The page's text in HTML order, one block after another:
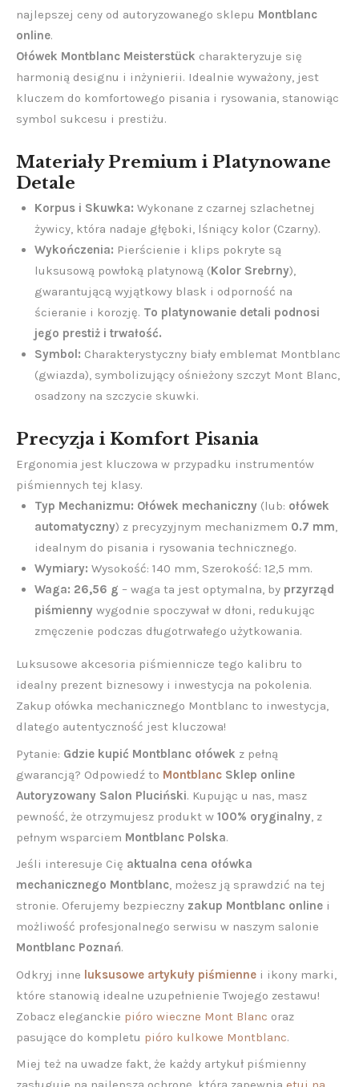
najlepszej ceny od autoryzowanego sklepu Montblanc
online.
Ołówek Montblanc Meisterstück charakteryzuje się
harmonią designu i inżynierii. Idealnie wyważony, jest
kluczem do komfortowego pisania i rysowania, stanowiąc
symbol sukcesu i prestiżu.
Materiały Premium i Platynowane
Detale
Korpus i Skuwka: Wykonane z czarnej szlachetnej
żywicy, która nadaje głęboki, lśniący kolor (Czarny).
Wykończenia: Pierścienie i klips pokryte są
luksusową powłoką platynową (Kolor Srebrny),
gwarantującą wyjątkowy blask i odporność na
ścieranie i korozję. To platynowanie detali podnosi
jego prestiż i trwałość.
Symbol: Charakterystyczny biały emblemat Montblanc
(gwiazda), symbolizujący ośnieżony szczyt Mont Blanc,
osadzony na szczycie skuwki.
Precyzja i Komfort Pisania
Ergonomia jest kluczowa w przypadku instrumentów
piśmiennych tej klasy.
Typ Mechanizmu: Ołówek mechaniczny(lub: ołówek
automatyczny) z precyzyjnym mechanizmem 0.7 mm,
idealnym do pisania i rysowania technicznego.
Wymiary: Wysokość: 140 mm, Szerokość: 12,5 mm.
Waga: 26,56 g – waga ta jest optymalna, by przyrząd
piśmiennywygodnie spoczywał w dłoni, redukując
zmęczenie podczas długotrwałego użytkowania.
Luksusowe akcesoria piśmiennicze tego kalibru to
idealny prezent biznesowy i inwestycja na pokolenia.
Zakup ołówka mechanicznego Montblanc to inwestycja,
dlatego autentyczność jest kluczowa!
Pytanie: Gdzie kupić Montblanc ołówek z pełną
gwarancją? Odpowiedź to Montblanc Sklep online
Autoryzowany Salon Pluciński. Kupując u nas, masz
pewność, że otrzymujesz produkt w 100% oryginalny, z
pełnym wsparciem Montblanc Polska.
Jeśli interesuje Cię aktualna cena ołówka
mechanicznego Montblanc, możesz ją sprawdzić na tej
stronie. Oferujemy bezpieczny zakup Montblanc online i
możliwość profesjonalnego serwisu w naszym salonie
Montblanc Poznań.
Odkryj inne luksusowe artykuły piśmienne i ikony marki,
które stanowią idealne uzupełnienie Twojego zestawu!
Zobacz eleganckie pióro wieczne Mont Blanc oraz
pasujące do kompletu pióro kulkowe Montblanc.
Miej też na uwadze fakt, że każdy artykuł piśmienny